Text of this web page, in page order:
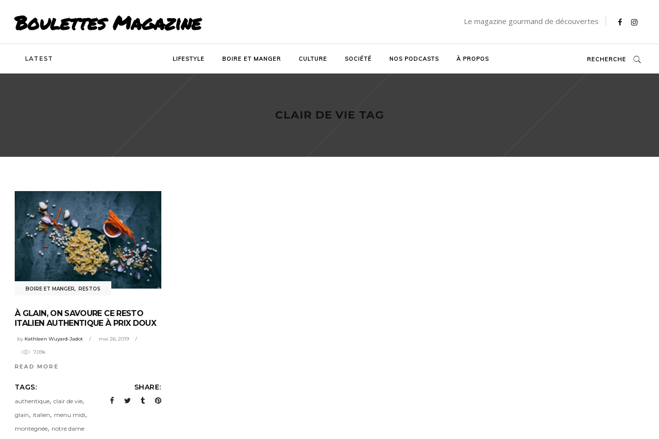
Boulettes Magazine Le magazine gourmand de découvertes
LATEST LIFESTYLE BOIRE ET MANGER CULTURE SOCIÉTÉ NOS PODCASTS À PROPOS RECHERCHE
CLAIR DE VIE TAG
BOIRE ET MANGER, RESTOS
À GLAIN, ON SAVOURE CE RESTO
ITALIEN AUTHENTIQUE À PRIX DOUX
by Kathleen Wuyard-Jadot mai 26, 2019
7.09k
READ MORE
TAGS:
authentique, clair de vie,
glain, italien, menu midi,
montegnée, notre dame
SHARE: